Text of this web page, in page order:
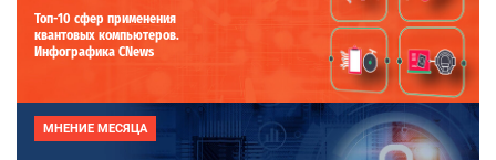
Топ-10 сфер применения
квантовых компьютеров.
Инфографика CNews
МНЕНИЕ МЕСЯЦА